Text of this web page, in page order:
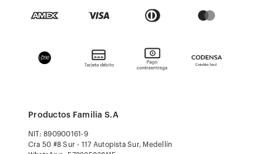
Productos Familia S.A
NIT: 890900161-9
Cra 50 #8 Sur - 117 Autopista Sur, Medellín